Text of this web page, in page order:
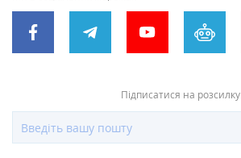
Підписатися на розсилку